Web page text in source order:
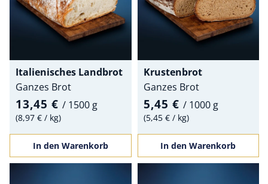
Italienisches Landbrot
Ganzes Brot
13,45 € / 1500 g
8,97 € / kg
In den Warenkorb
Krustenbrot
Ganzes Brot
5,45 € / 1000 g
5,45 € / kg
In den Warenkorb